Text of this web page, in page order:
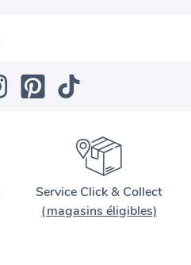
Service Click & Collect
(magasins éligibles)